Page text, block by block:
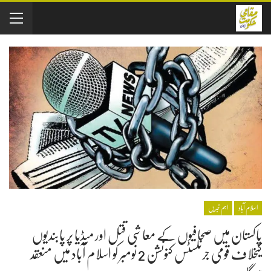
اسلام آباد اہم خبریں
پاکستان میں صحافیوں کے معاشی قتل اور میڈیا پر پابندیوں
کیخلاف قومی جرنلسٹس کنونشن 2 نومبر کو اسلام آباد میں منعقد